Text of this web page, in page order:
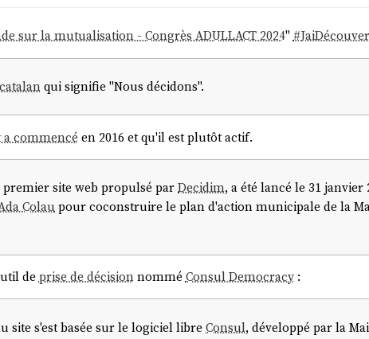
sur la mutualisation - Congrès ADULLACT 2024" #
qui signifie "Nous décidons".
a commencé en 2016 et qu'il est plutôt actif.
premier site web propulsé parDecidim, a été lancé le 31
Colaupour coconstruire le plan d'action municipale de la
de prise de décisionnommé Consul Democracy:
site s'est basée sur le logiciel libreConsul, développé par la